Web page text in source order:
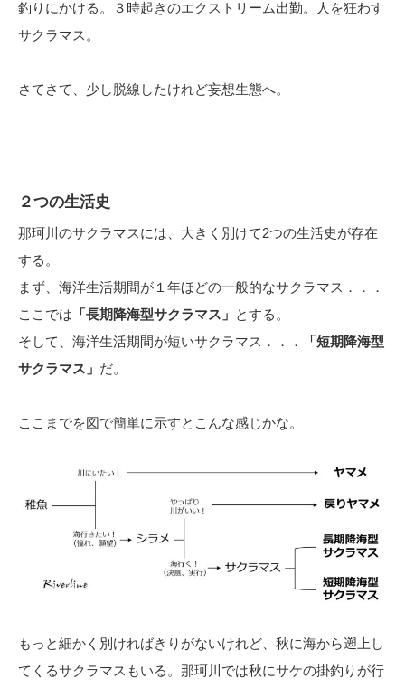
釣りにかける。３時起きのエクストリーム出勤。人を狂わす
サクラマス。
さてさて、少し脱線したけれど妄想生態へ。
２つの生活史
那珂川のサクラマスには、大きく別けて2つの生活史が存在
する。
まず、海洋生活期間が１年ほどの一般的なサクラマス．．．
ここでは 「長期降海型サクラマス」 とする。
そして、海洋生活期間が短いサクラマス．．．
「短期降海型
サクラマス」 だ。
ここまでを図で簡単に示すとこんな感じかな。
もっと細かく別ければきりがないけれど、秋に海から遡上し
てくるサクラマスもいる。那珂川では秋にサケの掛釣りが行